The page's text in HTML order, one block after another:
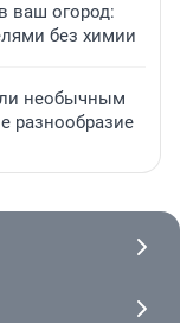
ваш огород:
без химии
необычным
разнообразие